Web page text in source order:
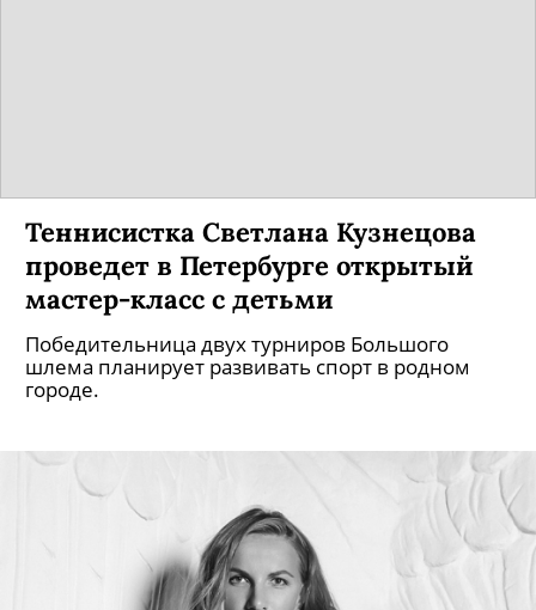
Теннисистка Светлана Кузнецова
проведет в Петербурге открытый
мастер-класс с детьми
Победительница двух турниров Большого
шлема планирует развивать спорт в родном
городе.